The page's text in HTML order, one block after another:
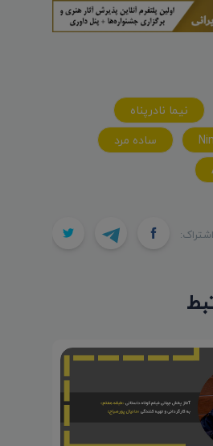
نيما نادرپناه
ساده مرد
اشتراک: